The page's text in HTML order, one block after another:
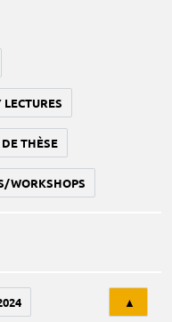
LECTURES
THÈSE
WORKSHOPS
▲